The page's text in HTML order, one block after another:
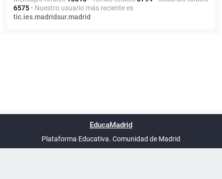
6575 • Nuestro usuario más reciente es
tic.ies.madridsur.madrid
UTC+02:00
phpBB España
EducaMadrid
Plataforma Educativa. Comunidad de Madrid